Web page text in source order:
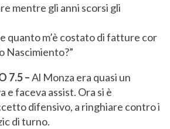
mentre gli anni scorsi gli
quanto m’è costato di fatture cor
Nascimiento?”
7.5 –Al Monza era quasi un
e faceva assist. Ora si è
difensivo, a ringhiare contro i
di turno.